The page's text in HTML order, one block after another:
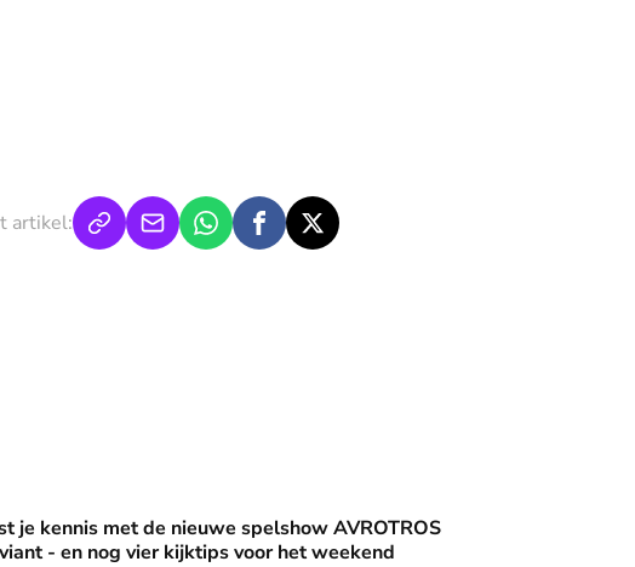
artikel:
stacaravan'
de nieuwe spelshow AVROTROS Triviant - en nog vier kijktips voor
je kennis met de nieuwe spelshow AVROTROS
- en nog vier kijktips voor het weekend